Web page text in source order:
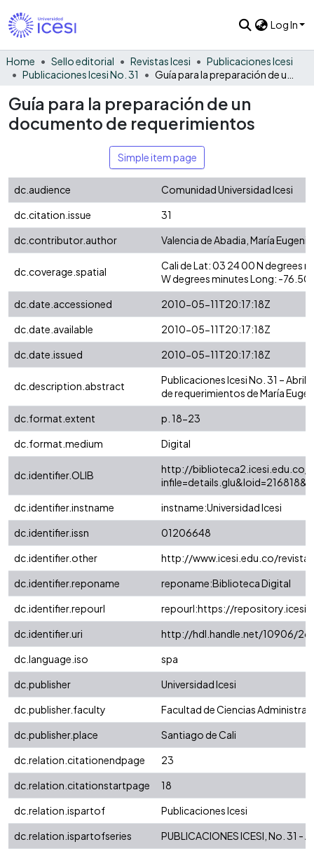
Log In
Home Sello editorial Revistas Icesi
Publicaciones Icesi
Publicaciones Icesi No. 31
Guía para la preparación de un
documento de requerimientos
Simple item page
dc.audience
Comunidad Universidad Icesi
dc.citation.issue
31
dc.contributor.author
Valencia de Abadia, María Eugenia
dc.coverage.spatial
Cali de Lat: 03 24 00 N degrees
W degrees minutes Long: -
dc.date.accessioned
2010-05-11T20:17:18Z
dc.date.available
2010-05-11T20:17:18Z
dc.date.issued
2010-05-11T20:17:18Z
dc.description.abstract
Publicaciones Icesi No. 31 –
de requerimientos de María
dc.format.extent
p. 18-23
dc.format.medium
Digital
dc.identifier.OLIB
http://biblioteca2.icesi.edu.co/
dc.identifier.instname
instname:Universidad Icesi
dc.identifier.issn
01206648
dc.identifier.other
http://www.icesi.edu.co/
dc.identifier.reponame
reponame:Biblioteca Digital
dc.identifier.repourl
repourl:https://
dc.identifier.uri
http://hdl.handle.net/10906/
dc.language.iso
spa
dc.publisher
Universidad Icesi
dc.publisher.faculty
Facultad de Ciencias
dc.publisher.place
Santiago de Cali
dc.relation.citationendpage
23
dc.relation.citationstartpage
18
dc.relation.ispartof
Publicaciones Icesi
dc.relation.ispartofseries
PUBLICACIONES ICESI, No. 31 -